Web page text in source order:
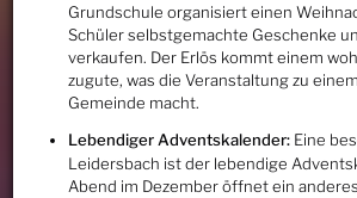
Grundschule organisiert einen
Schüler selbstgemachte Geschenke
verkaufen. Der Erlös kommt einem
zugute, was die Veranstaltung zu
Gemeinde macht.
Lebendiger Adventskalender:Eine
Leidersbach ist der lebendige
Abend im Dezember öffnet ein